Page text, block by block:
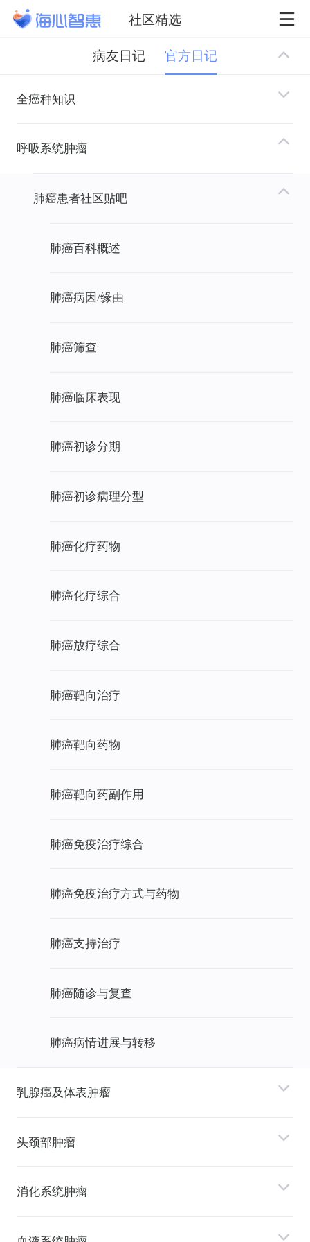
社区精选
病友日记 官方日记
全癌种知识
呼吸系统肿瘤
肺癌患者社区贴吧
肺癌百科概述
肺癌病因/缘由
肺癌筛查
肺癌临床表现
肺癌初诊分期
肺癌初诊病理分型
肺癌化疗药物
肺癌化疗综合
肺癌放疗综合
肺癌靶向治疗
肺癌靶向药物
肺癌靶向药副作用
肺癌免疫治疗综合
肺癌免疫治疗方式与药物
肺癌支持治疗
肺癌随诊与复查
肺癌病情进展与转移
乳腺癌及体表肿瘤
头颈部肿瘤
消化系统肿瘤